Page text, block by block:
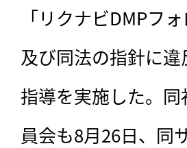
「リクナビDMPフ
及び同法の指針に
指導を実施した。
員会も8月26日、同